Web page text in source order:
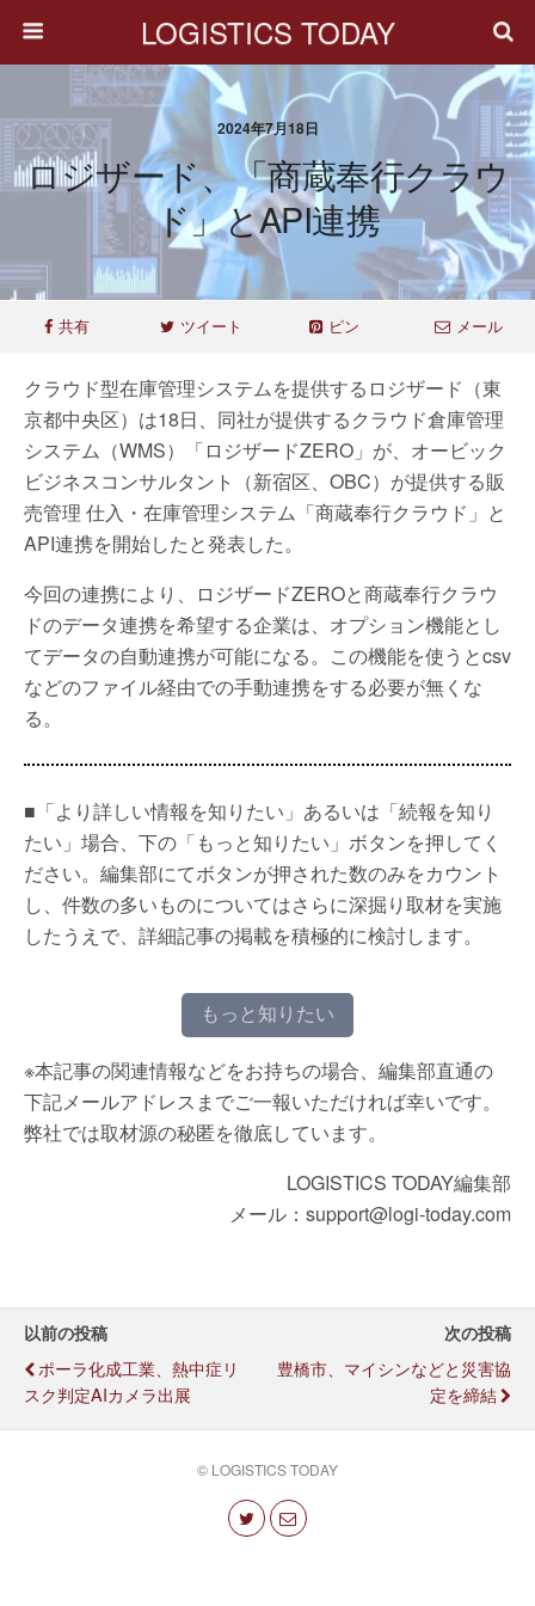
LOGISTICS TODAY
2024年7月18日
ロジザード、「商蔵奉行クラウ
ド」とAPI連携
共有 ツイート ピン メール
クラウド型在庫管理システムを提供するロジザード（東
京都中央区）は18日、同社が提供するクラウド倉庫管理
システム（WMS）「ロジザードZERO」が、オービック
ビジネスコンサルタント（新宿区、OBC）が提供する販
売管理 仕入・在庫管理システム「商蔵奉行クラウド」と
API連携を開始したと発表した。
今回の連携により、ロジザードZEROと商蔵奉行クラウ
ドのデータ連携を希望する企業は、オプション機能とし
てデータの自動連携が可能になる。この機能を使うとcsv
などのファイル経由での手動連携をする必要が無くな
る。
■「より詳しい情報を知りたい」あるいは「続報を知り
たい」場合、下の「もっと知りたい」ボタンを押してく
ださい。編集部にてボタンが押された数のみをカウント
し、件数の多いものについてはさらに深掘り取材を実施
したうえで、詳細記事の掲載を積極的に検討します。
もっと知りたい
※本記事の関連情報などをお持ちの場合、編集部直通の
下記メールアドレスまでご一報いただければ幸いです。
弊社では取材源の秘匿を徹底しています。
LOGISTICS TODAY編集部
メール：support@logi-today.com
以前の投稿
ポーラ化成工業、熱中症リ
スク判定AIカメラ出展
次の投稿
豊橋市、マイシンなどと災害協
定を締結
© LOGISTICS TODAY